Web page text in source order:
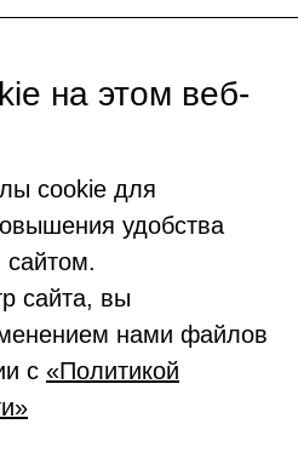
на этом веб-
cookie для
удобства
сайта, вы
нами файлов
с «Политикой